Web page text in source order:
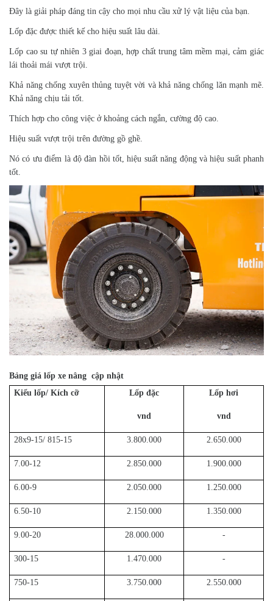
Đây là giải pháp đáng tin cậy cho mọi nhu cầu xử lý vật liệu của bạn.
Lốp đặc được thiết kế cho hiệu suất lâu dài.
Lốp cao su tự nhiên 3 giai đoạn, hợp chất trung tâm mềm mại, cảm giác
lái thoải mái vượt trội.
Khả năng chống xuyên thủng tuyệt vời và khả năng chống lăn mạnh mẽ.
Khả năng chịu tải tốt.
Thích hợp cho công việc ở khoảng cách ngắn, cường độ cao.
Hiệu suất vượt trội trên đường gồ ghề.
Nó có ưu điểm là độ đàn hồi tốt, hiệu suất năng động và hiệu suất phanh
tốt.
Bảng giá lốp xe nâng cập nhật
Kiểu lốp/ Kích cỡ
Lốp đặc
vnd
Lốp hơi
vnd
28x9-15/ 815-15 3.800.000 2.650.000
7.00-12 2.850.000 1.900.000
6.00-9 2.050.000 1.250.000
6.50-10 2.150.000 1.350.000
9.00-20 28.000.000 -
300-15 1.470.000 -
750-15 3.750.000 2.550.000